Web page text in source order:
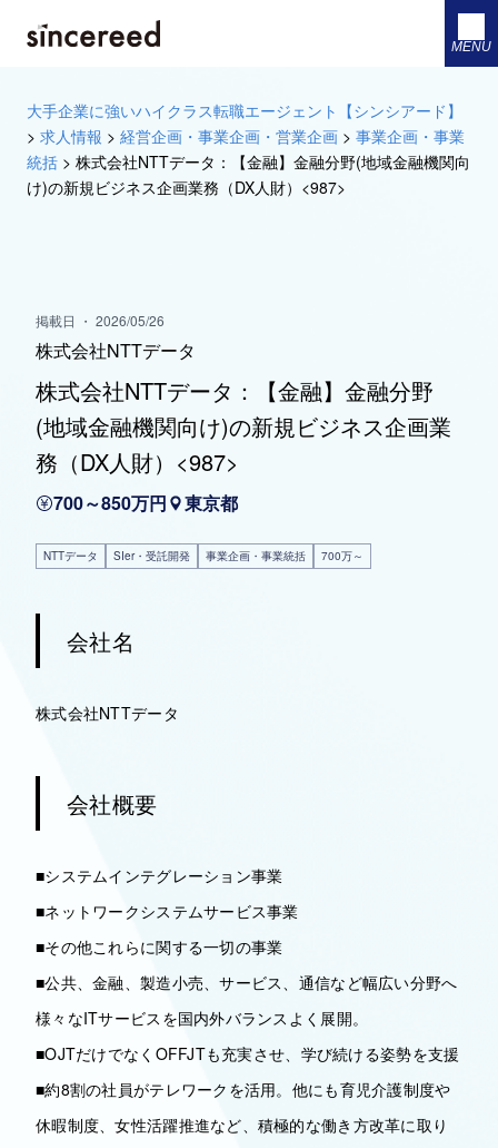
MENU
大手企業に強いハイクラス転職エージェント【シンシアード】
> 求人情報 > 経営企画・事業企画・営業企画 > 事業企画・事業
統括 > 株式会社NTTデータ：【金融】金融分野(地域金融機関向
け)の新規ビジネス企画業務（DX人財）<987>
掲載日 ・ 2026/05/26
株式会社NTTデータ
株式会社NTTデータ：【金融】金融分野
(地域金融機関向け)の新規ビジネス企画業
務（DX人財）<987>
700～850万円 東京都
NTTデータ SIer・受託開発 事業企画・事業統括 700万～
会社名
株式会社NTTデータ
会社概要
■システムインテグレーション事業
■ネットワークシステムサービス事業
■その他これらに関する一切の事業
■公共、金融、製造小売、サービス、通信など幅広い分野へ
様々なITサービスを国内外バランスよく展開。
■OJTだけでなくOFFJTも充実させ、学び続ける姿勢を支援
■約8割の社員がテレワークを活用。他にも育児介護制度や
休暇制度、女性活躍推進など、積極的な働き方改革に取り